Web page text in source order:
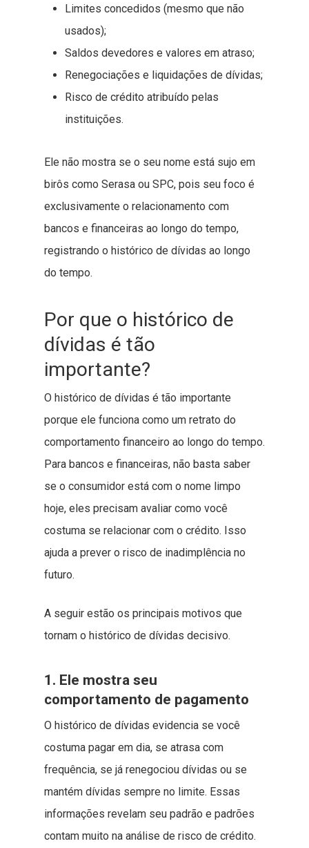
Limites concedidos (mesmo que não
usados);
Saldos devedores e valores em atraso;
Renegociações e liquidações de dívidas;
Risco de crédito atribuído pelas
instituições.
Ele não mostra se o seu nome está sujo em
birôs como Serasa ou SPC, pois seu foco é
exclusivamente o relacionamento com
bancos e financeiras ao longo do tempo,
registrando o histórico de dívidas ao longo
do tempo.
Por que o histórico de
dívidas é tão
importante?
O histórico de dívidas é tão importante
porque ele funciona como um retrato do
comportamento financeiro ao longo do tempo.
Para bancos e financeiras, não basta saber
se o consumidor está com o nome limpo
hoje, eles precisam avaliar como você
costuma se relacionar com o crédito. Isso
ajuda a prever o risco de inadimplência no
futuro.
A seguir estão os principais motivos que
tornam o histórico de dívidas decisivo.
1. Ele mostra seu
comportamento de pagamento
O histórico de dívidas evidencia se você
costuma pagar em dia, se atrasa com
frequência, se já renegociou dívidas ou se
mantém dívidas sempre no limite. Essas
informações revelam seu padrão e padrões
contam muito na análise de risco de crédito.